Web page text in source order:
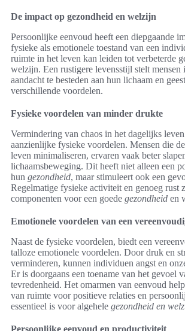
De impact op gezondheid en welzijn
Persoonlijke eenvoud heeft een diepgaande
fysieke als emotionele toestand van een
ruimte in het leven kan leiden tot verbeterde
welzijn. Een rustigere levensstijl stelt mensen
aandacht te besteden aan hun lichaam en
verschillende voordelen.
Fysieke voordelen van minder drukte
Vermindering van chaos in het dagelijks
aanzienlijke fysieke voordelen. Mensen die
leven minimaliseren, ervaren vaak beter
lichaamsbeweging. Dit heeft niet alleen een
hun gezondheid, maar stimuleert ook een
Regelmatige fysieke activiteit en genoeg rust
componenten voor een goede gezondheid en
Emotionele voordelen van een
Naast de fysieke voordelen, biedt een
talloze emotionele voordelen. Door druk en
verminderen, kunnen individuen angst en
Er is doorgaans een toename van het gevoel
tevredenheid. Het omarmen van eenvoud
van ruimte voor positieve relaties en
essentieel is voor algehele gezondheid en